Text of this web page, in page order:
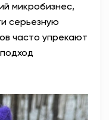
микробизнес,
серьезную
часто упрекают